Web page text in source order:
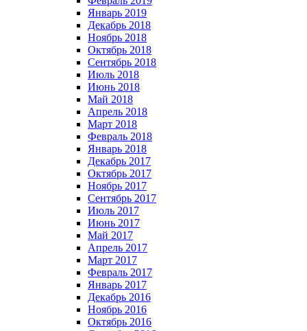
Январь 2019
Декабрь 2018
Ноябрь 2018
Октябрь 2018
Сентябрь 2018
Июль 2018
Июнь 2018
Май 2018
Апрель 2018
Март 2018
Февраль 2018
Январь 2018
Декабрь 2017
Октябрь 2017
Ноябрь 2017
Сентябрь 2017
Июль 2017
Июнь 2017
Май 2017
Апрель 2017
Март 2017
Февраль 2017
Январь 2017
Декабрь 2016
Ноябрь 2016
Октябрь 2016